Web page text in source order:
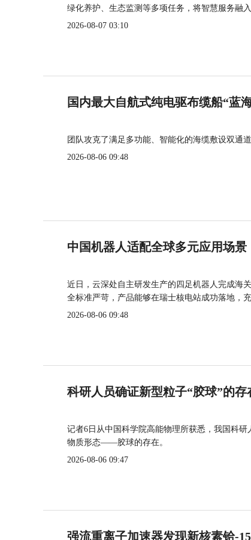
绿化养护、生态监测等多项任务，将智慧服务融入
2026-08-07 03:10
国内最大自航式纯电驱布缆船“蓝
团队攻克了满足多功能、智能化的海缆敷设双通
2026-08-06 09:48
中国机器人适配全球多元应用场景
近日，云深处自主研发生产的四足机器人完成海
全标准严苛，产品能够在瑞士核电站成功落地，
2026-08-06 09:48
科研人员确证新型粒子“胶球”的存
记者6日从中国科学院高能物理所获悉，我国科
物质形态——胶球的存在。
2026-08-06 09:47
强流重离子加速器发现新核素铪-